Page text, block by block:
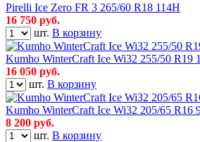
Pirelli Ice Zero FR 3 265/60 R18 114H
16 750 руб.
шт. В корзину
Kumho WinterCraft Ice Wi32 255/50 R19
16 050 руб.
шт. В корзину
Kumho WinterCraft Ice Wi32 205/65 R16
8 200 руб.
шт. В корзину